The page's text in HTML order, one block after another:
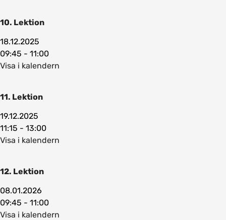
10. Lektion
18.12.2025
09:45 - 11:00
Visa i kalendern
11. Lektion
19.12.2025
11:15 - 13:00
Visa i kalendern
12. Lektion
08.01.2026
09:45 - 11:00
Visa i kalendern